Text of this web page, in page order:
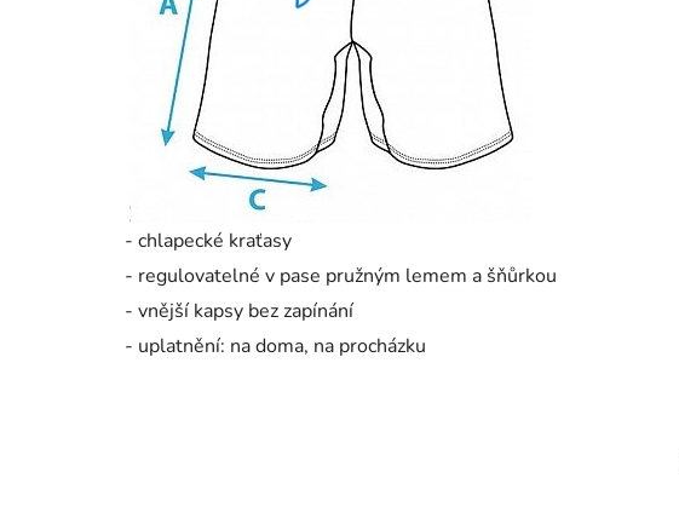
- chlapecké kraťasy
- regulovatelné v pase pružným lemem a šňůrkou
- vnější kapsy bez zapínání
- uplatnění: na doma, na procházku